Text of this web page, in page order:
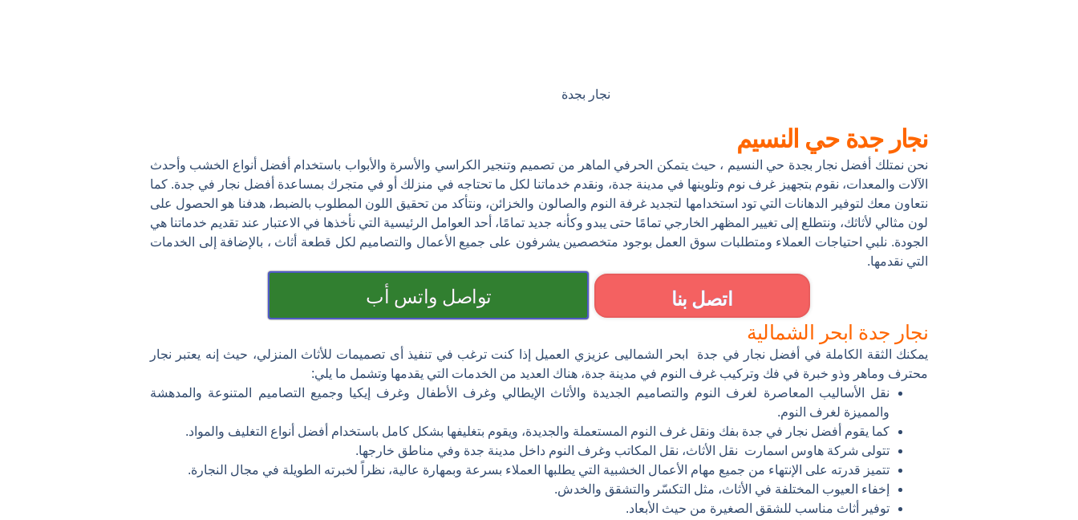
نجار بجدة
نجار جدة حي النسيم
نحن نمتلك أفضل نجار بجدة حي النسيم ، حيث يتمكن الحرفي الماهر من تصميم وتنجير الكراسي والأسرة والأبواب باستخدام أفضل أنواع الخشب وأحدث
الآلات والمعدات، نقوم بتجهيز غرف نوم وتلوينها في مدينة جدة، ونقدم خدماتنا لكل ما تحتاجه في منزلك أو في متجرك بمساعدة أفضل نجار في جدة. كما
نتعاون معك لتوفير الدهانات التي تود استخدامها لتجديد غرفة النوم والصالون والخزائن، ونتأكد من تحقيق اللون المطلوب بالضبط، هدفنا هو الحصول على
لون مثالي لأثاثك، ونتطلع إلى تغيير المظهر الخارجي تمامًا حتى يبدو وكأنه جديد تمامًا، أحد العوامل الرئيسية التي نأخذها في الاعتبار عند تقديم خدماتنا هي
الجودة. نلبي احتياجات العملاء ومتطلبات سوق العمل بوجود متخصصين يشرفون على جميع الأعمال والتصاميم لكل قطعة أثاث ، بالإضافة إلى الخدمات
التي نقدمها.
اتصل بنا تواصل واتس أب
نجار جدة ابحر الشمالية
يمكنك الثقة الكاملة في أفضل نجار في جدة ابحر الشماليى عزيزي العميل إذا كنت ترغب في تنفيذ أى تصميمات للأثاث المنزلي، حيث إنه يعتبر نجار
محترف وماهر وذو خبرة في فك وتركيب غرف النوم في مدينة جدة، هناك العديد من الخدمات التي يقدمها وتشمل ما يلي:
نقل الأساليب المعاصرة لغرف النوم والتصاميم الجديدة والأثاث الإيطالي وغرف الأطفال وغرف إيكيا وجميع التصاميم المتنوعة والمدهشة
والمميزة لغرف النوم.
كما يقوم أفضل نجار في جدة بفك ونقل غرف النوم المستعملة والجديدة، ويقوم بتغليفها بشكل كامل باستخدام أفضل أنواع التغليف والمواد.
تتولى شركة هاوس اسمارت نقل الأثاث، نقل المكاتب وغرف النوم داخل مدينة جدة وفي مناطق خارجها.
تتميز قدرته على الإنتهاء من جميع مهام الأعمال الخشبية التي يطلبها العملاء بسرعة وبمهارة عالية، نظراً لخبرته الطويلة في مجال النجارة.
إخفاء العيوب المختلفة في الأثاث، مثل التكسّر والتشقق والخدش.
توفير أثاث مناسب للشقق الصغيرة من حيث الأبعاد.